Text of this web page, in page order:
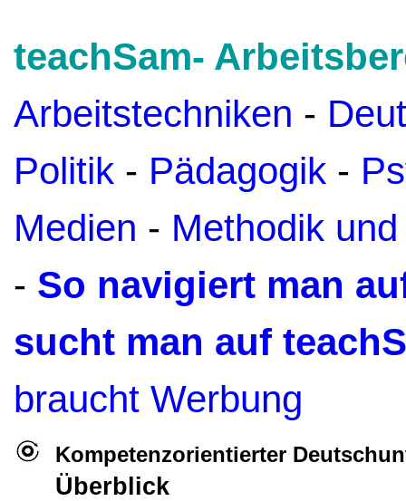
teachSam-
Arbeitstechniken -
Politik - Pädagogik -
Medien - Methodik
- So navigiert man
sucht man auf
braucht Werbung
Kompetenzorientierter
Überblick